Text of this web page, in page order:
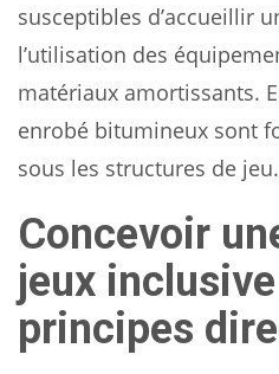
susceptibles d’accueillir
l’utilisation des
matériaux amortissants.
enrobé bitumineux sont
sous les structures de jeu.
Concevoir
jeux
principes